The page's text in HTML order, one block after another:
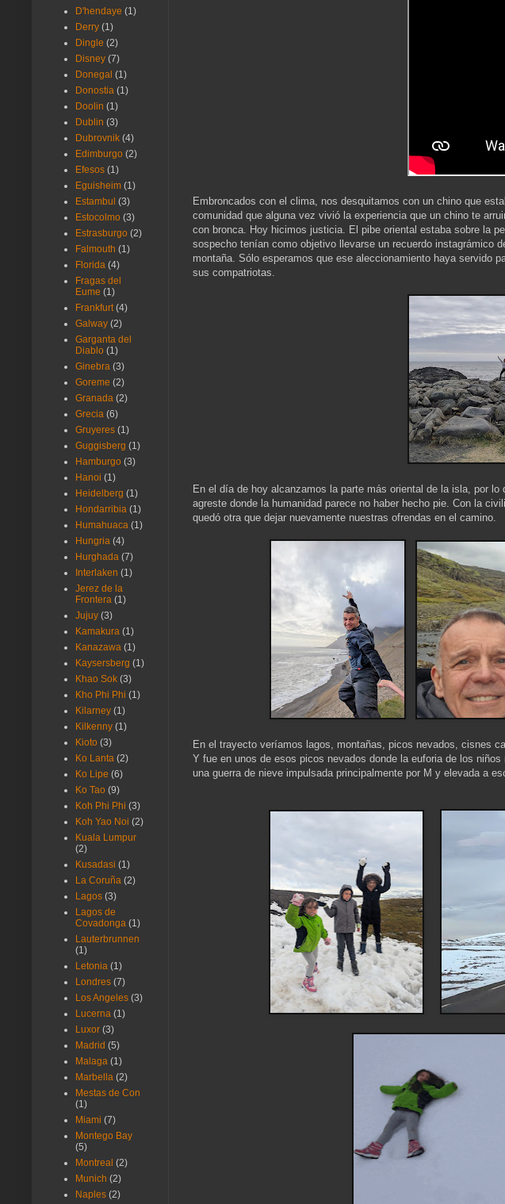
Embroncados con el clima, nos desquitamos con un chino que
comunidad que alguna vez vivió la experiencia que un chino te
con bronca. Hoy hicimos justicia. El pibe oriental estaba sobre la
sospecho tenían como objetivo llevarse un recuerdo instagrámico
montaña. Sólo esperamos que ese aleccionamiento haya servido
sus compatriotas.
En el día de hoy alcanzamos la parte más oriental de la isla, por
agreste donde la humanidad parece no haber hecho pie. Con la
quedó otra que dejar nuevamente nuestras ofrendas en el camino.
En el trayecto veríamos lagos, montañas, picos nevados, cisnes
Y fue en unos de esos picos nevados donde la euforia de los
una guerra de nieve impulsada principalmente por M y elevada a
D'hendaye (1)
Derry (1)
Dingle (2)
Disney (7)
Donegal (1)
Donostia (1)
Doolin (1)
Dublin (3)
Dubrovnik (4)
Edimburgo (2)
Efesos (1)
Eguisheim (1)
Estambul (3)
Estocolmo (3)
Estrasburgo (2)
Falmouth (1)
Florida (4)
Fragas del
Eume (1)
Frankfurt (4)
Galway (2)
Garganta del
Diablo (1)
Ginebra (3)
Goreme (2)
Granada (2)
Grecia (6)
Gruyeres (1)
Guggisberg (1)
Hamburgo (3)
Hanoi (1)
Heidelberg (1)
Hondarribia (1)
Humahuaca (1)
Hungria (4)
Hurghada (7)
Interlaken (1)
Jerez de la
Frontera (1)
Jujuy (3)
Kamakura (1)
Kanazawa (1)
Kaysersberg (1)
Khao Sok (3)
Kho Phi Phi (1)
Kilarney (1)
Kilkenny (1)
Kioto (3)
Ko Lanta (2)
Ko Lipe (6)
Ko Tao (9)
Koh Phi Phi (3)
Koh Yao Noi (2)
Kuala Lumpur
(2)
Kusadasi (1)
La Coruña (2)
Lagos (3)
Lagos de
Covadonga (1)
Lauterbrunnen
(1)
Letonia (1)
Londres (7)
Los Angeles (3)
Lucerna (1)
Luxor (3)
Madrid (5)
Malaga (1)
Marbella (2)
Mestas de Con
(1)
Miami (7)
Montego Bay
(5)
Montreal (2)
Munich (2)
Naples (2)